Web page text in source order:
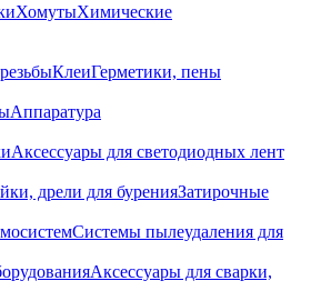
ХомутыХимические
КлеиГерметики, пены
Аппаратура
Аксессуары для светодиодных лент
дрели для буренияЗатирочные
Системы пылеудаления для
Аксессуары для сварки,